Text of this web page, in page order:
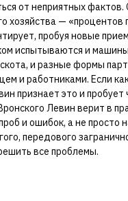
от неприятных фактов.
хозяйства — «процентов
пробуя новые
испытываются и
и разные формы
и работниками. Если
признает это и пробует
Левин верит в
и ошибок, а не просто
передового
все проблемы.